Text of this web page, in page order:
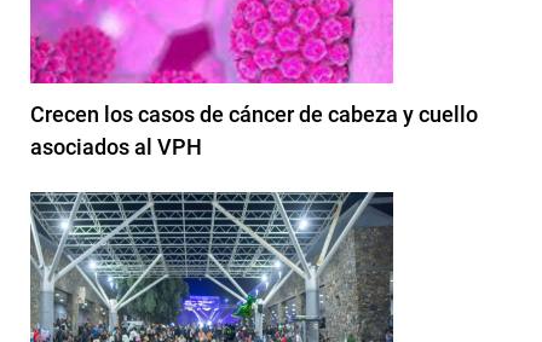
Crecen los casos de cáncer de cabeza y cuello
asociados al VPH